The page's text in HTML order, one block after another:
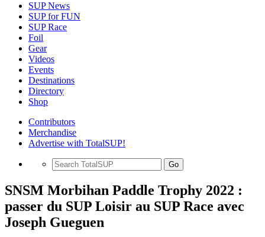
SUP News
SUP for FUN
SUP Race
Foil
Gear
Videos
Events
Destinations
Directory
Shop
Contributors
Merchandise
Advertise with TotalSUP!
Go
SNSM Morbihan Paddle Trophy 2022 :
passer du SUP Loisir au SUP Race avec
Joseph Gueguen